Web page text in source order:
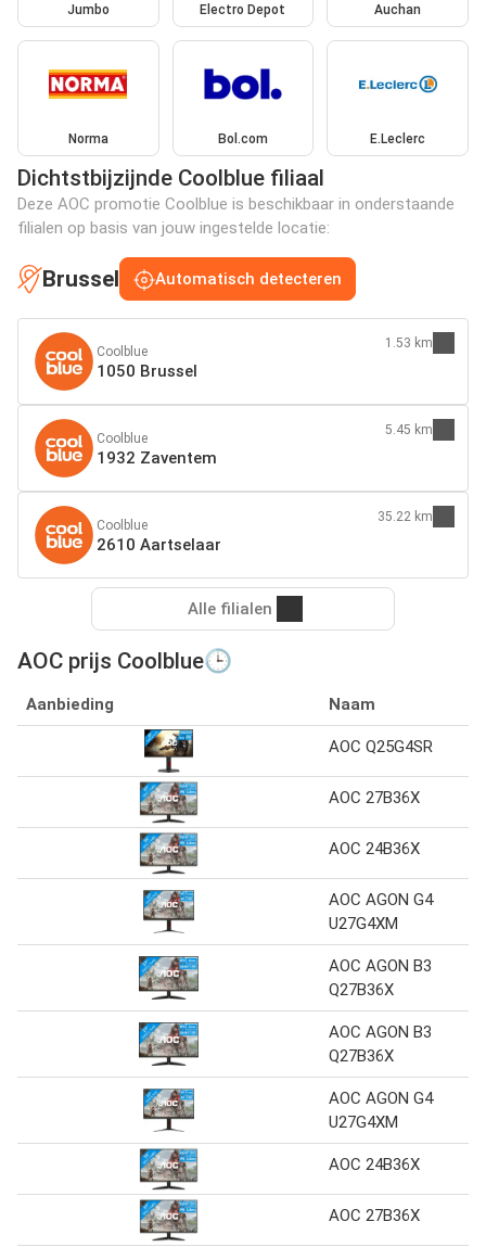
Jumbo Electro Depot Auchan
Norma Bol.com E.Leclerc
Dichtstbijzijnde Coolblue filiaal
Deze AOC promotie Coolblue is beschikbaar in onderstaande
filialen op basis van jouw ingestelde locatie:
Brussel Automatisch detecteren
Coolblue
1050 Brussel
1.53 km
Coolblue
1932 Zaventem
5.45 km
Coolblue
2610 Aartselaar
35.22 km
Alle filialen
AOC prijs Coolblue🕒
Aanbieding Naam
AOC Q25G4SR
AOC 27B36X
AOC 24B36X
AOC AGON G4
U27G4XM
AOC AGON B3
Q27B36X
AOC AGON B3
Q27B36X
AOC AGON G4
U27G4XM
AOC 24B36X
AOC 27B36X